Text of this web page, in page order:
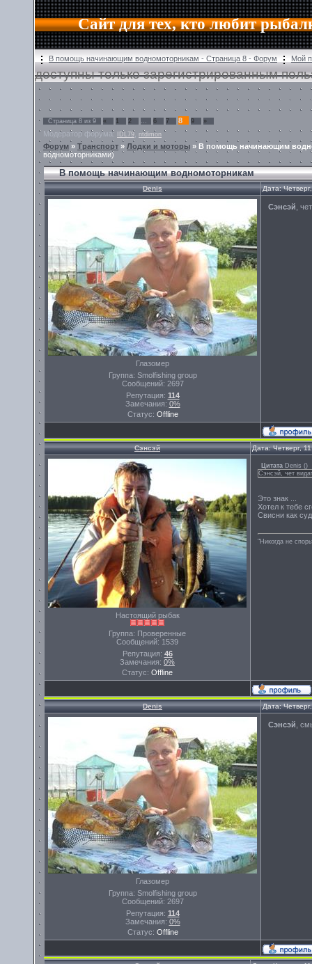
Сайт для тех, кто любит
В помощь начинающим водномоторникам - Страница 8 - Форум Мой
доступны только зарегистрированным
Страница 8 из 9 « 1 2 … 6 7 8 9 »
Модератор форума: IDL79 ntdimon
Форум » Транспорт » Лодки и моторы » В помощь начинающим
водномоторниками)
В помощь начинающим водномоторникам
Denis Дата:
Глазомер
Группа: Smolfishing group
Сообщений: 2697
Репутация: 114
Замечания: 0%
Статус: Offline
Сэнсэй ,
Сэнсэй Дата: Четверг,
Настоящий рыбак
Группа: Проверенные
Сообщений: 1539
Репутация: 46
Замечания: 0%
Статус: Offline
Цитата Denis ()
Сэнсэй, чет
Это знак ...
Хотел к тебе
Свисни как
"Никогда не
Denis Дата:
Глазомер
Группа: Smolfishing group
Сообщений: 2697
Репутация: 114
Замечания: 0%
Статус: Offline
Сэнсэй ,